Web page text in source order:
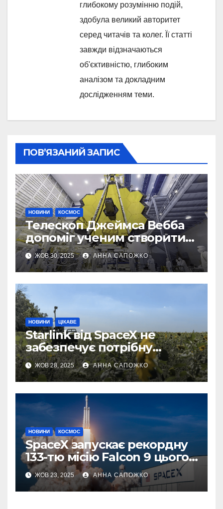
глибокому розумінню подій,
здобула великий авторитет
серед читачів та колег. Її статті
завжди відзначаються
об'єктивністю, глибоким
аналізом та докладним
дослідженням теми.
ПОВ’ЯЗАНИЙ ЗАПИС
НОВИНИ КОСМОС
Телескоп Джеймса Вебба
допоміг ученим створити
першу 3D-карту
екзопланети
ЖОВ 30, 2025 АННА САПОЖКО
НОВИНИ ЦІКАВЕ
Starlink від SpaceX не
забезпечує потрібну
швидкість інтернету для
українських бойових
роботів
ЖОВ 28, 2025 АННА САПОЖКО
НОВИНИ КОСМОС
SpaceX запускає рекордну
133-тю місію Falcon 9 цього
року
ЖОВ 23, 2025 АННА САПОЖКО